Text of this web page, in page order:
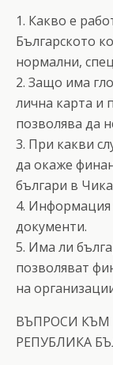
1. Какво е
Българското
нормални,
2. Защо има
лична карта и
позволява да
3. При какви
да окаже
българи в
4. Информация
документи.
5. Има ли
позволяват
на
ВЪПРОСИ КЪМ
РЕПУБЛИКА